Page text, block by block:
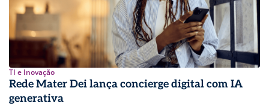
TI e Inovação
Rede Mater Dei lança concierge digital com IA
generativa